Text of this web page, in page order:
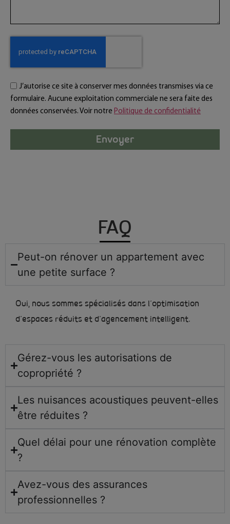
J’autorise ce site à conserver mes données transmises via ce
formulaire. Aucune exploitation commerciale ne sera faite des
données conservées. Voir notre Politique de confidentialité
Envoyer
FAQ
Peut-on rénover un appartement avec
une petite surface ?
Oui, nous sommes spécialisés dans l’optimisation
d’espaces réduits et d’agencement intelligent.
Gérez-vous les autorisations de
copropriété ?
Les nuisances acoustiques peuvent-elles
être réduites ?
Quel délai pour une rénovation complète
?
Avez-vous des assurances
professionnelles ?